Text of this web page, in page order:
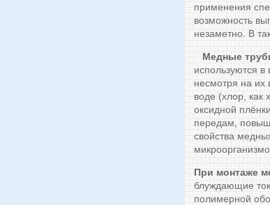
применения
возможность
незаметно. В
Медные
используются
несмотря на их
воде (хлор, как
оксидной
передам,
свойства
При монтаже
блуждающие
полимерной